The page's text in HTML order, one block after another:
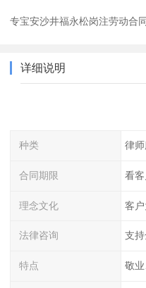
专宝安沙井福永松岗注劳动合
详细说明
种类 律
合同期限 看
理念文化 客
法律咨询 支持
特点 敬